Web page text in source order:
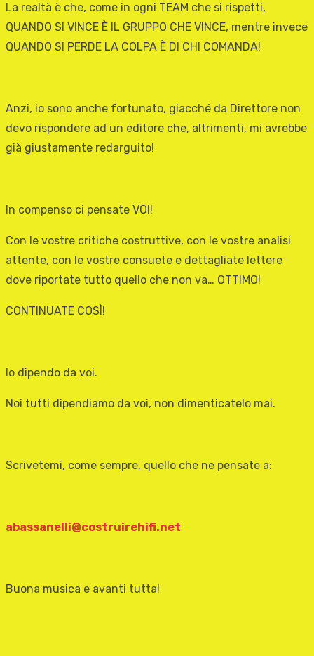
La realtà è che, come in ogni TEAM che si rispetti,
QUANDO SI VINCE È IL GRUPPO CHE VINCE, mentre invece
QUANDO SI PERDE LA COLPA È DI CHI COMANDA!
Anzi, io sono anche fortunato, giacché da Direttore non
devo rispondere ad un editore che, altrimenti, mi avrebbe
già giustamente redarguito!
In compenso ci pensate VOI!
Con le vostre critiche costruttive, con le vostre analisi
attente, con le vostre consuete e dettagliate lettere
dove riportate tutto quello che non va… OTTIMO!
CONTINUATE COSÌ!
Io dipendo da voi.
Noi tutti dipendiamo da voi, non dimenticatelo mai.
Scrivetemi, come sempre, quello che ne pensate a:
abassanelli@costruirehifi.net
Buona musica e avanti tutta!